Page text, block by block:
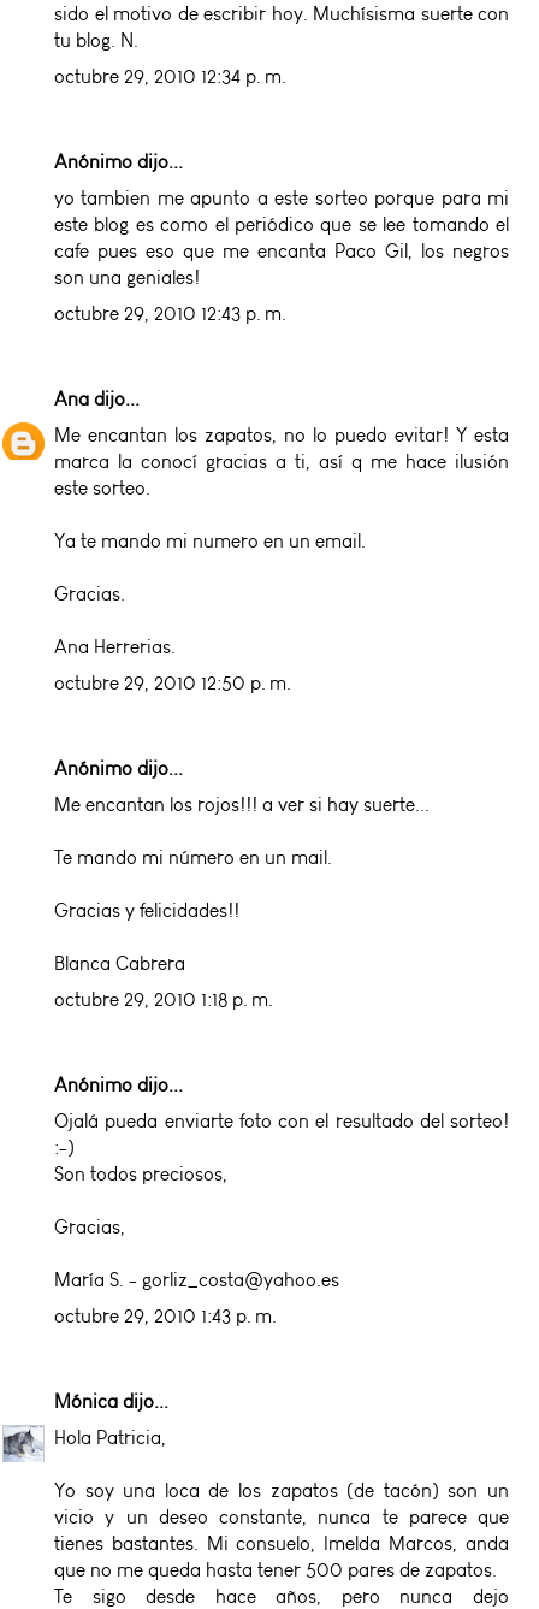
sido el motivo de escribir hoy. Muchísisma suerte con
tu blog. N.
octubre 29, 2010 12:34 p. m.
Anónimo dijo...
yo tambien me apunto a este sorteo porque para mi
este blog es como el periódico que se lee tomando el
cafe pues eso que me encanta Paco Gil, los negros
son una geniales!
octubre 29, 2010 12:43 p. m.
Ana dijo...
Me encantan los zapatos, no lo puedo evitar! Y esta
marca la conocí gracias a ti, así q me hace ilusión
este sorteo.
Ya te mando mi numero en un email.
Gracias.
Ana Herrerias.
octubre 29, 2010 12:50 p. m.
Anónimo dijo...
Me encantan los rojos!!! a ver si hay suerte...
Te mando mi número en un mail.
Gracias y felicidades!!
Blanca Cabrera
octubre 29, 2010 1:18 p. m.
Anónimo dijo...
Ojalá pueda enviarte foto con el resultado del sorteo!
:-)
Son todos preciosos,
Gracias,
María S. - gorliz_costa@yahoo.es
octubre 29, 2010 1:43 p. m.
Mónica dijo...
Hola Patricia,
Yo soy una loca de los zapatos (de tacón) son un
vicio y un deseo constante, nunca te parece que
tienes bastantes. Mi consuelo, Imelda Marcos, anda
que no me queda hasta tener 500 pares de zapatos.
Te sigo desde hace años, pero nunca dejo